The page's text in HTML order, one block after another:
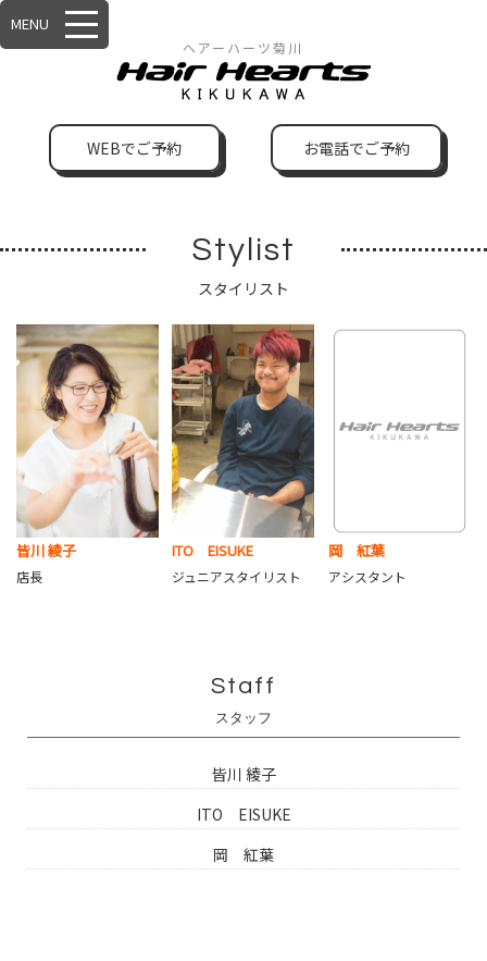
ヘアーハーツ菊川
WEBでご予約 お電話でご予約
MENU
Stylist
スタイリスト
皆川 綾子
店長
ITO EISUKE
ジュニアスタイリスト
岡 紅葉
アシスタント
Staff
スタッフ
皆川 綾子
ITO EISUKE
岡 紅葉